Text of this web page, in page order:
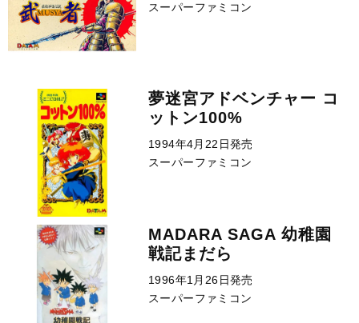
スーパーファミコン
夢迷宮アドベンチャー コ
ットン100%
1994年4月22日発売
スーパーファミコン
MADARA SAGA 幼稚園
戦記まだら
1996年1月26日発売
スーパーファミコン